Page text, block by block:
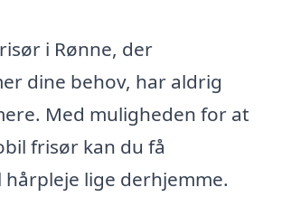
i Rønne, der
dine behov, har aldrig
Med muligheden for at
frisør kan du få
lige derhjemme.